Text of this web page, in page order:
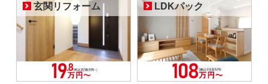
玄関リフォーム LDKパック